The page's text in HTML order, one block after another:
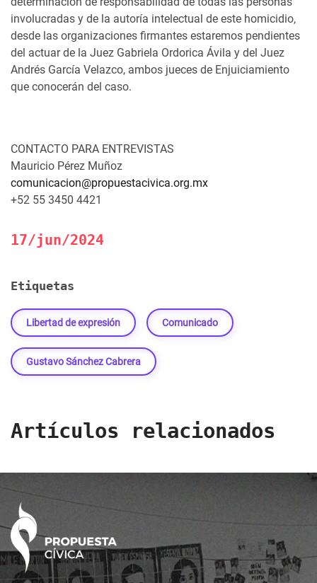
involucradas y de la autoría intelectual de este homicidio,
desde las organizaciones firmantes estaremos pendientes
del actuar de la Juez Gabriela Ordorica Ávila y del Juez
Andrés García Velazco, ambos jueces de Enjuiciamiento
que conocerán del caso.
CONTACTO PARA ENTREVISTAS
Mauricio Pérez Muñoz
comunicacion@propuestacivica.org.mx
+52 55 3450 4421
17/jun/2024
Etiquetas
Libertad de expresión Comunicado
Gustavo Sánchez Cabrera
Artículos relacionados